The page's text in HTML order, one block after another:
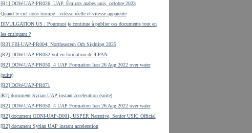
[R1] DOW-UAP-PR026, UAP, Émirats arabes unis, octobre 2023
Quand le ciel nous trompe : vitesse réelle et vitesse apparente
DIVULGATION US : Pourquoi je continue à publier ces documents tout en
les critiquant ?
[R3] FBI-UAP-PR004, Northeastern Orb Sighting 2025
[R2] DOW-UAP-PR052 vol en formation de 4 PAN
[R2] DOW-UAP-PR050, 4 UAP Formation Iran 26 Aug 2022 over water
(suite)
[R2] DOW-UAP-PR071
|R2] document Syrian UAP instant acceleration (suite)
[R2] DOW-UAP-PR050, 4 UAP Formation Iran 26 Aug 2022 over water
[R2] document ODNI-UAP-D001, USPER Narrative, Senior USIC Official
[R2] document Syrian UAP instant acceleration